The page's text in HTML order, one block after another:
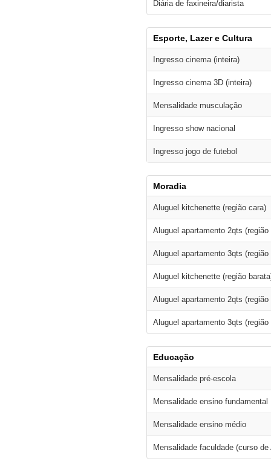
Diária de faxineira/diarista
Esporte, Lazer e Cultura
Ingresso cinema (inteira)
Ingresso cinema 3D (inteira)
Mensalidade musculação
Ingresso show nacional
Ingresso jogo de futebol
Moradia
Aluguel kitchenette (região cara)
Aluguel apartamento 2qts (região
Aluguel apartamento 3qts (região
Aluguel kitchenette (região
Aluguel apartamento 2qts (região
Aluguel apartamento 3qts (região
Educação
Mensalidade pré-escola
Mensalidade ensino fundamental
Mensalidade ensino médio
Mensalidade faculdade (curso